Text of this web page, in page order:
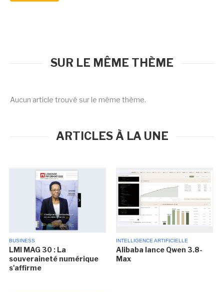
SUR LE MÊME THÈME
Aucun article trouvé sur le même thème.
ARTICLES À LA UNE
BUSINESS
LMI MAG 30 : La
souveraineté numérique
s'affirme
INTELLIGENCE ARTIFICIELLE
Alibaba lance Qwen 3.8-
Max